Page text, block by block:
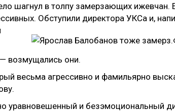
шагнул в толпу замерзающих ижевчан.
Обступили директора УКСа и,
возмущались они.
весьма агрессивно и фамильярно
уравновешенный и безэмоциональный